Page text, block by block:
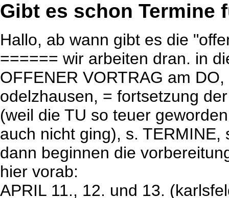
Gibt es schon Termine
Hallo, ab wann gibt es die
====== wir arbeiten dran. in
OFFENER VORTRAG am
odelzhausen, = fortsetzung
(weil die TU so teuer
auch nicht ging), s. TERMINE,
dann beginnen die
hier vorab:
APRIL 11., 12. und 13.